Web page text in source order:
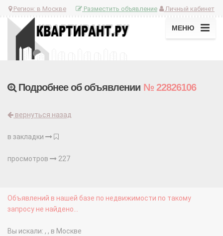
Регион: в Москве Личный кабинет
Разместить объявление
МЕНЮ
Подробнее об объявлении № 22826106
вернуться назад
в закладки
просмотров 227
Объявлений в нашей базе по недвижимости по такому
запросу не найдено...
Вы искали: , , в Москве